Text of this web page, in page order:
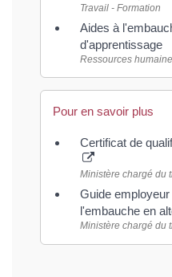
Travail - Formation
Aides à
d'apprentissage
Ressources
Pour en savoir plus
Certificat de
Ministère chargé du
Guide
l'embauche en
Ministère chargé du